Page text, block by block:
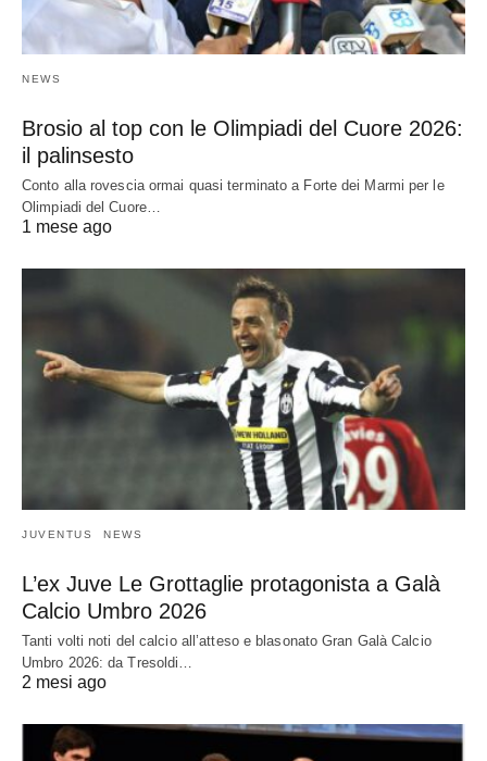
NEWS
Brosio al top con le Olimpiadi del Cuore 2026:
il palinsesto
Conto alla rovescia ormai quasi terminato a Forte dei Marmi per le
Olimpiadi del Cuore…
1 mese ago
JUVENTUS NEWS
L’ex Juve Le Grottaglie protagonista a Galà
Calcio Umbro 2026
Tanti volti noti del calcio all’atteso e blasonato Gran Galà Calcio
Umbro 2026: da Tresoldi…
2 mesi ago